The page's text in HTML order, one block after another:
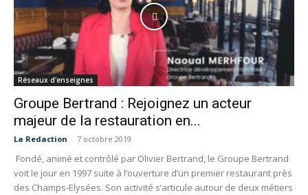
Réseaux d'enseignes
Groupe Bertrand : Rejoignez un acteur
majeur de la restauration en...
La Redaction - 7 octobre 2019
Fondé, animé et contrôlé par Olivier Bertrand, le Groupe Bertrand
voit le jour en 1997 suite à l’ouverture d’un premier restaurant près
des Champs-Elysées. Son activité s’articule autour de deux métiers